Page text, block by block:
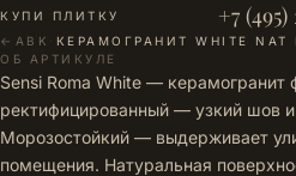
КУПИ ПЛИТКУ +7
← ABK · КЕРАМОГРАНИТ WHITE NAT
ОБ АРТИКУЛЕ
Sensi Roma White — керамогранит
ректифицированный — узкий шов
Морозостойкий — выдерживает
помещения. Натуральная